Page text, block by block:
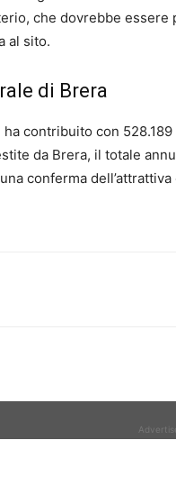
che dovrebbe essere
al sito.
di Brera
contribuito con
da Brera, il totale
conferma